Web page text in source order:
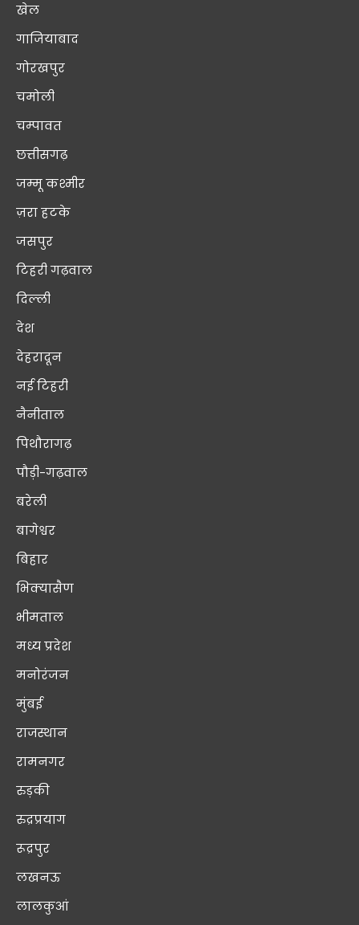
खेल
गाजियाबाद
गोरखपुर
चमोली
चम्पावत
छत्तीसगढ़
जम्मू कश्मीर
ज़रा हटके
जसपुर
टिहरी गढ़वाल
दिल्ली
देश
देहरादून
नई टिहरी
नैनीताल
पिथौरागढ़
पौड़ी-गढ़वाल
बरेली
बागेश्वर
बिहार
भिक्यासैण
भीमताल
मध्य प्रदेश
मनोरंजन
मुंबई
राजस्थान
रामनगर
रुड़की
रुद्रप्रयाग
रूद्रपुर
लखनऊ
लालकुआं